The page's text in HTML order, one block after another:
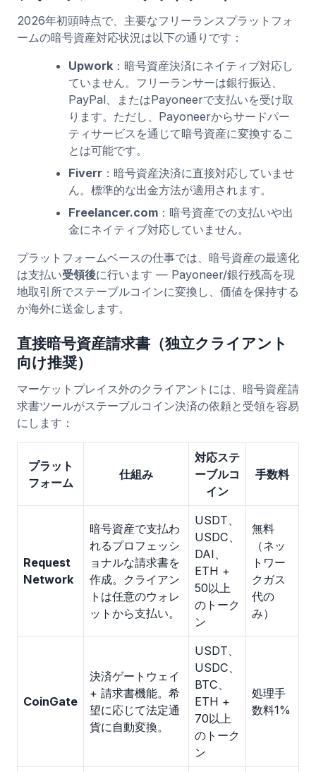
2026年初頭時点で、主要なフリーランスプラットフォ
ームの暗号資産対応状況は以下の通りです：
Upwork：暗号資産決済にネイティブ対応し
ていません。フリーランサーは銀行振込、
PayPal、またはPayoneerで支払いを受け取
ります。ただし、Payoneerからサードパー
ティサービスを通じて暗号資産に変換するこ
とは可能です。
Fiverr：暗号資産決済に直接対応していませ
ん。標準的な出金方法が適用されます。
Freelancer.com：暗号資産での支払いや出
金にネイティブ対応していません。
プラットフォームベースの仕事では、暗号資産の最適化
は支払い受領後に行います — Payoneer/銀行残高を現
地取引所でステーブルコインに変換し、価値を保持する
か海外に送金します。
直接暗号資産請求書（独立クライアント
向け推奨）
マーケットプレイス外のクライアントには、暗号資産請
求書ツールがステーブルコイン決済の依頼と受領を容易
にします：
プラット
フォーム
仕組み
対応ステ
ーブルコ
イン
手数料
Request
Network
暗号資産で支払わ
れるプロフェッシ
ョナルな請求書を
作成。クライアン
トは任意のウォレ
ットから支払い。
USDT、
USDC、
DAI、
ETH +
50以上
のトーク
ン
無料
（ネッ
トワー
クガス
代の
み）
CoinGate
決済ゲートウェイ
+ 請求書機能。希
望に応じて法定通
貨に自動変換。
USDT、
USDC、
BTC、
ETH +
70以上
のトーク
ン
処理手
数料1%